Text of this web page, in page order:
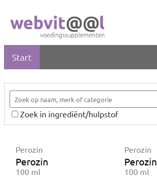
Start
Zoek in ingrediënt/hulpstof
Perozin
Perozin
100 ml
Perozin
Perozin
100 ml